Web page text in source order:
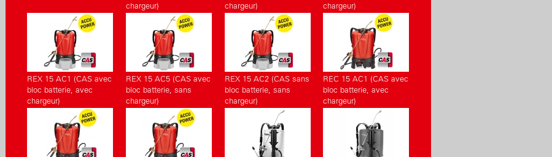
chargeur)
chargeur)
chargeur)
REX 15 AC1 (CAS avec
bloc batterie, avec
chargeur)
REX 15 AC5 (CAS avec
bloc batterie, sans
chargeur)
REX 15 AC2 (CAS sans
bloc batterie, sans
chargeur)
REC 15 AC1 (CAS avec
bloc batterie, avec
chargeur)